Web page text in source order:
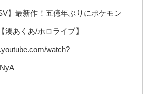
】最新作！五億年ぶりにポケモン
湊あくあ/ホロライブ】
watch?